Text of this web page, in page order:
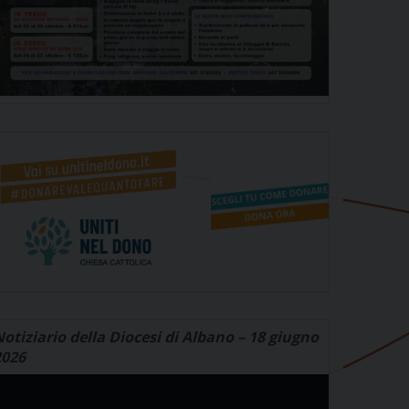
della Diocesi di Albano – 18 giugno